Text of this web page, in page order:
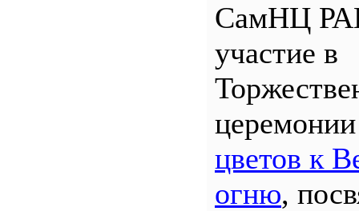
СамНЦ
участие в
цветов к
огню,